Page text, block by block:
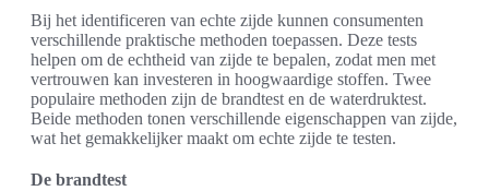
Bij het identificeren van echte zijde kunnen consumenten
verschillende praktische methoden toepassen. Deze tests
helpen om de echtheid van zijde te bepalen, zodat men met
vertrouwen kan investeren in hoogwaardige stoffen. Twee
populaire methoden zijn de brandtest en de waterdruktest.
Beide methoden tonen verschillende eigenschappen van zijde,
wat het gemakkelijker maakt om echte zijde te testen.
De brandtest